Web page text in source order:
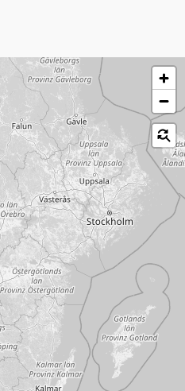
דלג על המפה